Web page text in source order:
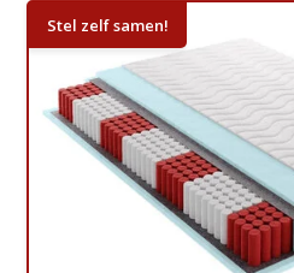
Stel zelf samen!